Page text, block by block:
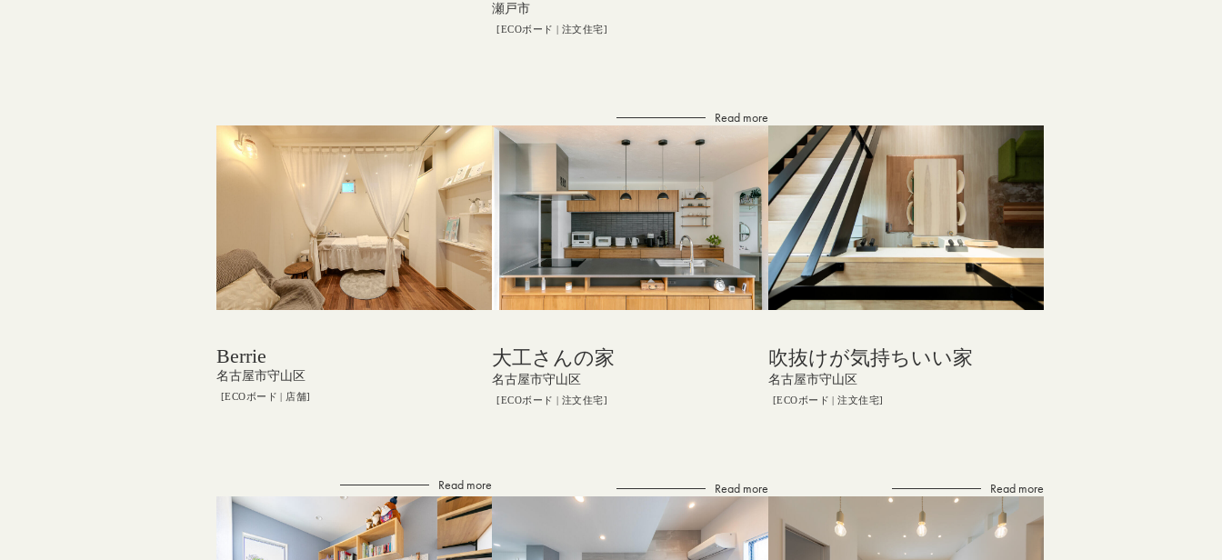
瀬戸市
ECOボード 注文住宅
Read more
Berrie
名古屋市守山区
ECOボード 店舗
Read more
大工さんの家
名古屋市守山区
ECOボード 注文住宅
Read more
吹抜けが気持ちいい家
名古屋市守山区
ECOボード 注文住宅
Read more